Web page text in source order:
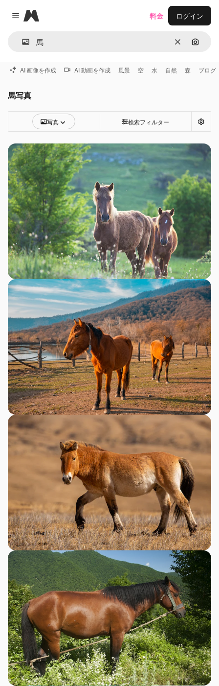
Close menu
Magnific
消去 画像で
料金 ログイン
AI 画像を作成 AI 動画を作成 風景 空 水 自然 森 ブログ
馬写真
写真 検索フィルター